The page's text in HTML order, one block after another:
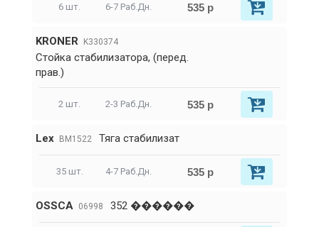
6 шт. 6-7 Раб.Дн. 535 р
KRONER K330374
Стойка стабилизатора, (перед.
прав.)
2 шт. 2-3 Раб.Дн. 535 р
Lex BM1522 Тяга стабилизат
35 шт. 4-7 Раб.Дн. 535 р
OSSCA 06998 352 ������